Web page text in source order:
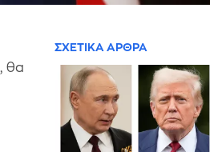
, θα
ΣΧΕΤΙΚΑ ΑΡΘΡΑ